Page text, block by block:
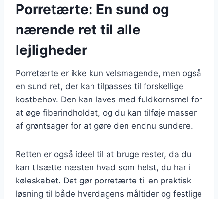
Porretærte: En sund og
nærende ret til alle
lejligheder
Porretærte er ikke kun velsmagende, men også
en sund ret, der kan tilpasses til forskellige
kostbehov. Den kan laves med fuldkornsmel for
at øge fiberindholdet, og du kan tilføje masser
af grøntsager for at gøre den endnu sundere.
Retten er også ideel til at bruge rester, da du
kan tilsætte næsten hvad som helst, du har i
køleskabet. Det gør porretærte til en praktisk
løsning til både hverdagens måltider og festlige